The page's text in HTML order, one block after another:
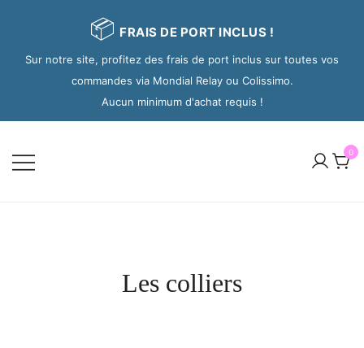
📦 FRAIS DE PORT INCLUS !
Sur notre site, profitez des frais de port inclus sur toutes vos
commandes via Mondial Relay ou Colissimo.
Aucun minimum d'achat requis !
0
Les colliers